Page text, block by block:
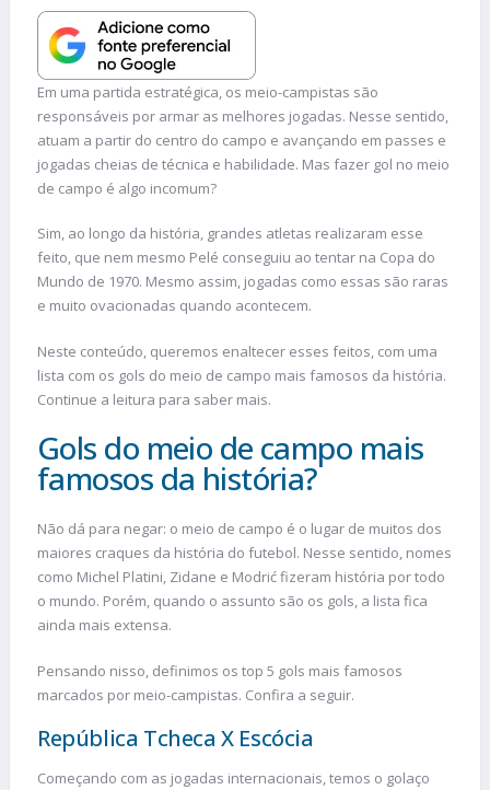
Em uma partida estratégica, os meio-campistas são
responsáveis por armar as melhores jogadas. Nesse sentido,
atuam a partir do centro do campo e avançando em passes e
jogadas cheias de técnica e habilidade. Mas fazer gol no meio
de campo é algo incomum?
Sim, ao longo da história, grandes atletas realizaram esse
feito, que nem mesmo Pelé conseguiu ao tentar na Copa do
Mundo de 1970. Mesmo assim, jogadas como essas são raras
e muito ovacionadas quando acontecem.
Neste conteúdo, queremos enaltecer esses feitos, com uma
lista com os gols do meio de campo mais famosos da história.
Continue a leitura para saber mais.
Gols do meio de campo mais
famosos da história?
Não dá para negar: o meio de campo é o lugar de muitos dos
maiores craques da história do futebol. Nesse sentido, nomes
como Michel Platini, Zidane e Modrić fizeram história por todo
o mundo. Porém, quando o assunto são os gols, a lista fica
ainda mais extensa.
Pensando nisso, definimos os top 5 gols mais famosos
marcados por meio-campistas. Confira a seguir.
República Tcheca X Escócia
Começando com as jogadas internacionais, temos o golaço